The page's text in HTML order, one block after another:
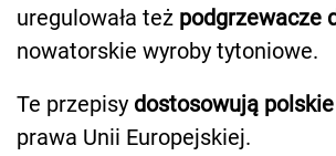
uregulowała też podgrzewacze
nowatorskie wyroby tytoniowe.
Te przepisy dostosowują
prawa Unii Europejskiej.